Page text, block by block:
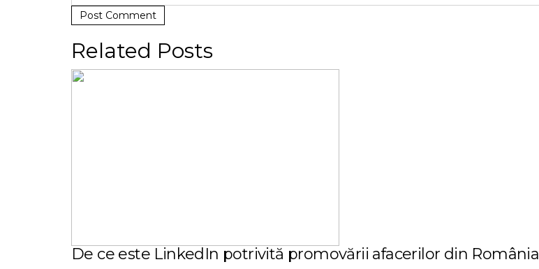
Post Comment
Related Posts
De ce este LinkedIn potrivită promovării afacerilor din România